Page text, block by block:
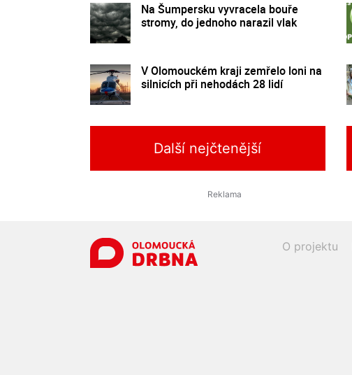
Na Šumpersku vyvracela bouře
stromy, do jednoho narazil vlak
V Olomouckém kraji zemřelo loni na
silnicích při nehodách 28 lidí
Další nejčtenější
O projektu